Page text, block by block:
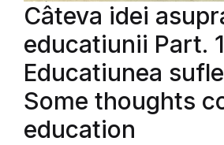
Câteva idei
educatiunii Part.
Educatiunea
Some thoughts
education